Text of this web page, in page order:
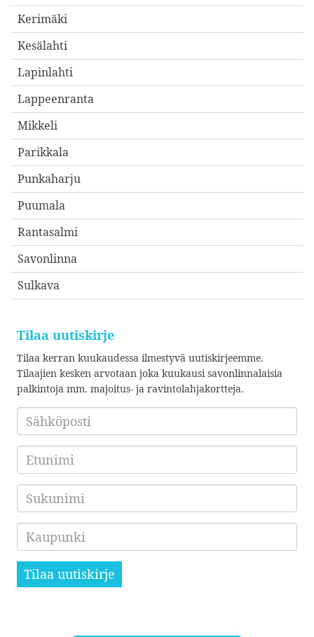
Kerimäki
Kesälahti
Lapinlahti
Lappeenranta
Mikkeli
Parikkala
Punkaharju
Puumala
Rantasalmi
Savonlinna
Sulkava
Tilaa uutiskirje
Tilaa kerran kuukaudessa ilmestyvä uutiskirjeemme.
Tilaajien kesken arvotaan joka kuukausi savonlinnalaisia
palkintoja mm. majoitus- ja ravintolahjakortteja.
Sähköposti
Etunimi
Sukunimi
Kaupunki
Tilaa uutiskirje